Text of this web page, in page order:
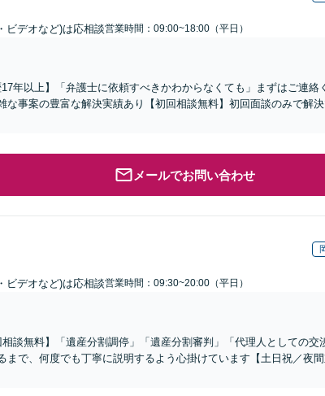
ビデオなど)は応相談営業時間：09:00~18:00（平日）
年以上】「弁護士に依頼すべきかわからなくても」まずはご連絡
事案の豊富な解決実績あり【初回相談無料】初回面談のみで解決
メールでお問い合わせ
ビデオなど)は応相談営業時間：09:30~20:00（平日）
談無料】「遺産分割調停」「遺産分割審判」「代理人としての交
で、何度でも丁寧に説明するよう心掛けています【土日祝／夜